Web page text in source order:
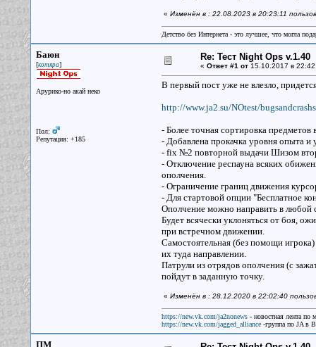
« Изменён в : 22.08.2023 в 20:23:11
Детство без Интернета - это лучшее, что могла
Баюн
[котяра]
Арурико-но акай неко
Пол:
Репутация: +185
Re: Тест Night Ops v.1.40
« Ответ #1 от15.10.2017 в
В первый пост уже не влезло,
http://www.ja2.su/NOtest/
- Более точная сортировка предметов
- Добавлена прокачка уровня опыта и
- fix №2 повторной выдачи Шизом
- Отключение респауна всяких
ополчения.
- Ограничение границ движения
- Для стартовой опции "Бесплатное
Ополчение можно направить в любой
Будет всячески уклоняться от боя,
при встречном движении.
Самостоятельная (без помощи
их туда направлении.
Патрули из отрядов ополчения (с
пойдут в заданную точку.
« Изменён в : 28.12.2020 в 22:02:40
https://new.vk.com/ja2nonews- новостная лента по
https://new.vk.com/jagged_alliance-группа по JA в
ПМ